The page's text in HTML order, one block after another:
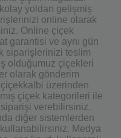
yoldan gelişmiş
online olarak
Online çiçek
garantisi ve aynı gün
siparişlerinizi teslim
olduğumuz çiçekleri
olarak gönderim
çiçekkalbi üzerinden
çiçek kategorileri ile
siparişi verebilirsiniz.
diğer sistemlerden
Medya